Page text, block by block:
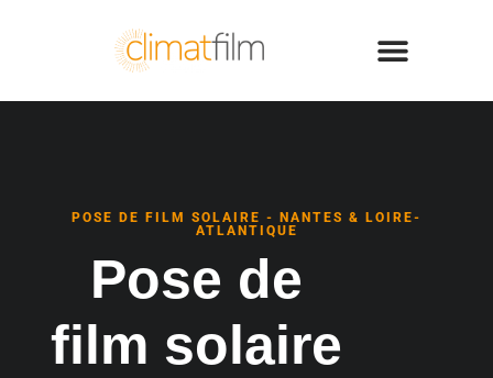
POSE DE FILM SOLAIRE - NANTES & LOIRE-
ATLANTIQUE
Pose de
film solaire